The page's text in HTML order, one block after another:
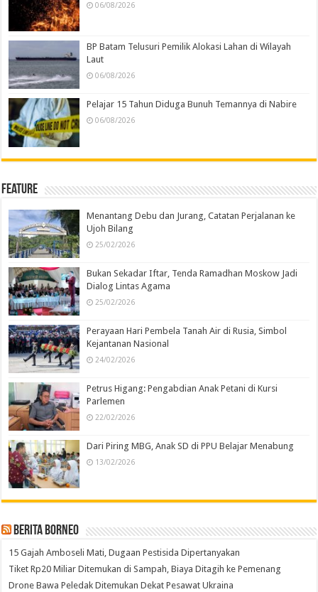
06/08/2026
BP Batam Telusuri Pemilik Alokasi Lahan di Wilayah
Laut
06/08/2026
Pelajar 15 Tahun Diduga Bunuh Temannya di Nabire
06/08/2026
Feature
Menantang Debu dan Jurang, Catatan Perjalanan ke
Ujoh Bilang
25/02/2026
Bukan Sekadar Iftar, Tenda Ramadhan Moskow Jadi
Dialog Lintas Agama
25/02/2026
Perayaan Hari Pembela Tanah Air di Rusia, Simbol
Kejantanan Nasional
24/02/2026
Petrus Higang: Pengabdian Anak Petani di Kursi
Parlemen
22/02/2026
Dari Piring MBG, Anak SD di PPU Belajar Menabung
13/02/2026
Berita Borneo
15 Gajah Amboseli Mati, Dugaan Pestisida Dipertanyakan
Tiket Rp20 Miliar Ditemukan di Sampah, Biaya Ditagih ke Pemenang
Drone Bawa Peledak Ditemukan Dekat Pesawat Ukraina